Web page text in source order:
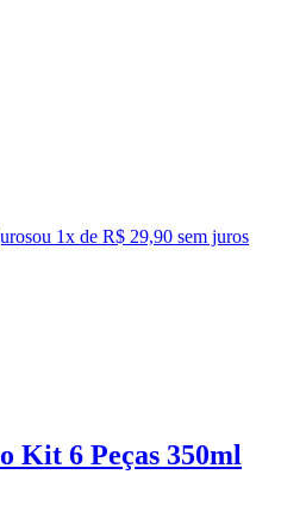
ou 1x de R$ 29,90 sem juros
Kit 6 Peças 350ml